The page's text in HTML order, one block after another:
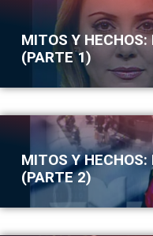
MITOS Y
(PARTE 1)
MITOS Y
(PARTE 2)